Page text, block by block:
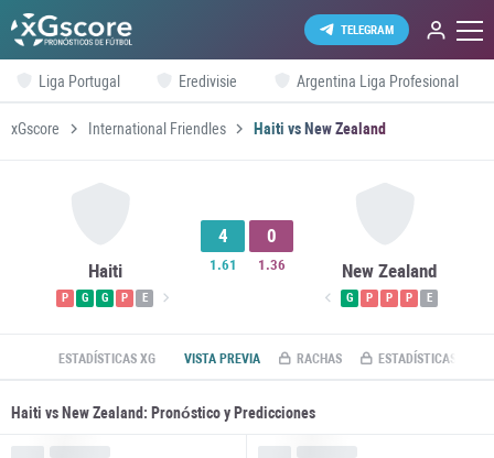
TELEGRAM
Liga Portugal Eredivisie Argentina Liga Profesional
xGscore International Friendles Haiti vs New Zealand
Haiti
P G G P E
4
1.61
0
1.36 New Zealand
G P P P E
ESTADÍSTICAS XG VISTA PREVIA RACHAS ESTADÍSTICAS ROI
Haiti vs New Zealand: Pronóstico y Predicciones